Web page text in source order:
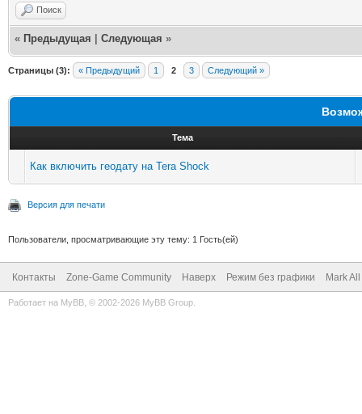
Поиск
« Предыдущая Следующая »
Страницы (3): « Предыдущий 1 2 3 Следующий »
Тема
Как включить геодату на Tera Shock
Версия для печати
Пользователи, просматривающие эту тему: 1 Гость(ей)
Контакты Zone-Game Community Наверх Режим без графики Mark
Работает на MyBB , © 2002-2026 MyBB Group